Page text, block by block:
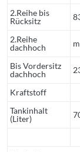
2.Reihe bis
Rücksitz
2.Reihe
dachhoch
Bis Vordersitz
dachhoch
Kraftstoff
Tankinhalt
(Liter)